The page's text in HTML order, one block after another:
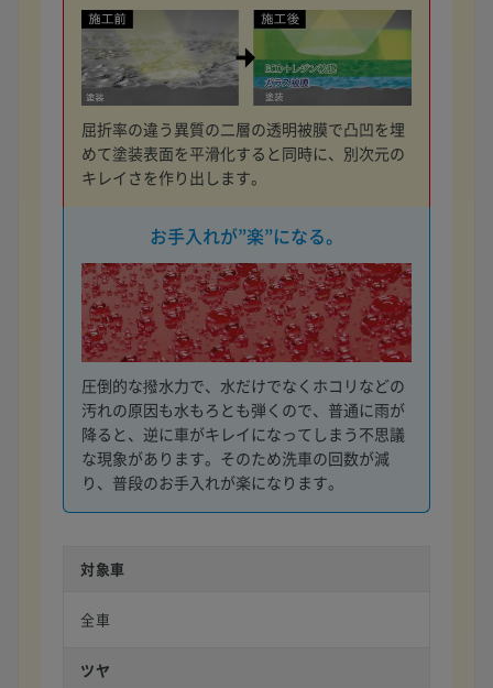
屈折率の違う異質の二層の透明被膜で凸凹を埋
めて塗装表面を平滑化すると同時に、別次元の
キレイさを作り出します。
お手入れが”楽”になる。
圧倒的な撥水力で、水だけでなくホコリなどの
汚れの原因も水もろとも弾くので、普通に雨が
降ると、逆に車がキレイになってしまう不思議
な現象があります。そのため洗車の回数が減
り、普段のお手入れが楽になります。
対象車
全車
ツヤ